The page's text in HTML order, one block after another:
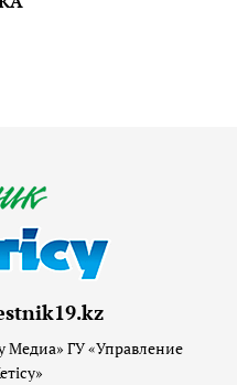
Медиа» ГУ «Управление